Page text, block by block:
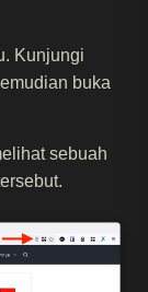
Kunjungi
buka
sebuah